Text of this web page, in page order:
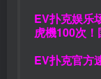
EV扑克娱乐
虎機100次！
EV扑克官方